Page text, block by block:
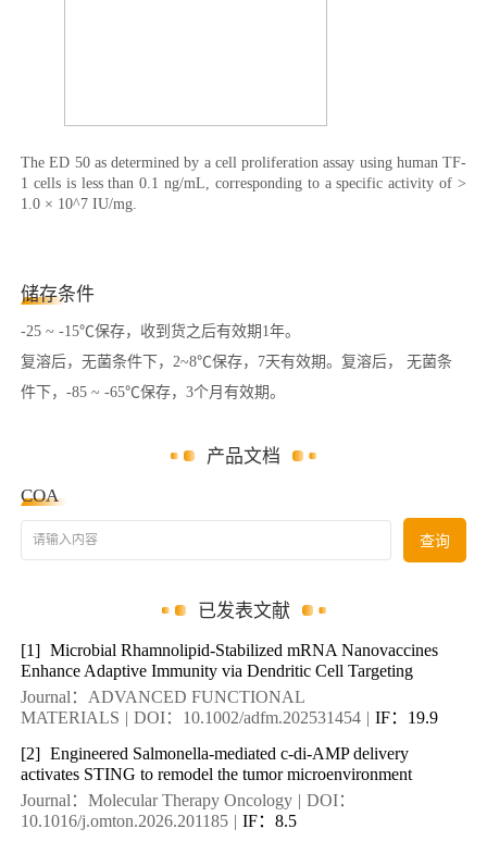
The ED 50 as determined by a cell proliferation assay using human TF-
1 cells is less than 0.1 ng/mL, corresponding to a specific activity of >
1.0 × 10^7 IU/mg.
储存条件
-25 ~ -15℃保存，收到货之后有效期1年。
复溶后，无菌条件下，2~8℃保存，7天有效期。复溶后， 无菌条
件下，-85 ~ -65℃保存，3个月有效期。
产品文档
COA
请输入内容 查询
已发表文献
[1] Microbial Rhamnolipid-Stabilized mRNA Nanovaccines
Enhance Adaptive Immunity via Dendritic Cell Targeting
Journal：ADVANCED FUNCTIONAL
MATERIALS | DOI：10.1002/adfm.202531454 | IF：19.9
[2] Engineered Salmonella-mediated c-di-AMP delivery
activates STING to remodel the tumor microenvironment
Journal：Molecular Therapy Oncology | DOI：
10.1016/j.omton.2026.201185 | IF：8.5